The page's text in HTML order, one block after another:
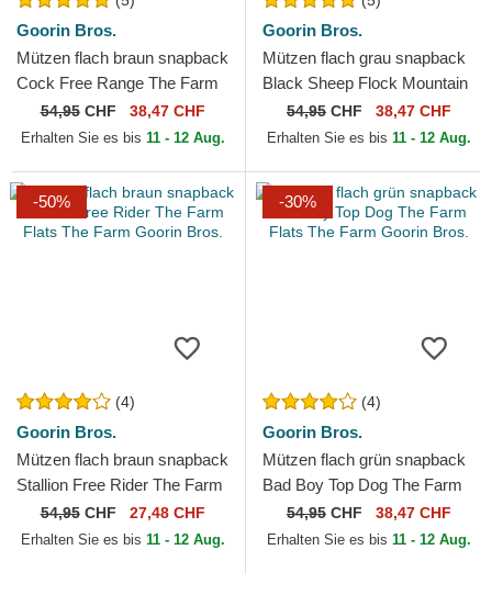
Goorin Bros.
Mützen flach braun snapback
Cock Free Range The Farm
Flats The Farm Goorin Bros.
54,95CHF 38,47 CHF
Erhalten Sie es bis 11 - 12 Aug.
Goorin Bros.
Mützen flach grau snapback
Black Sheep Flock Mountain
The Farm Flats The Farm
Goorin Bros.
54,95 CHF 38,47 CHF
Erhalten Sie es bis 11 - 12 Aug.
-50%
(4)
Goorin Bros.
Mützen flach braun snapback
Stallion Free Rider The Farm
Flats The Farm Goorin Bros.
54,95CHF 27,48 CHF
Erhalten Sie es bis 11 - 12 Aug.
-30%
(4)
Goorin Bros.
Mützen flach grün snapback
Bad Boy Top Dog The Farm
Flats The Farm Goorin Bros.
54,95 CHF 38,47 CHF
Erhalten Sie es bis 11 - 12 Aug.